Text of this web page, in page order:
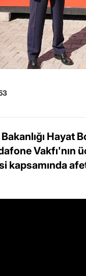
Hayat
Vakfı'nın
kapsamında